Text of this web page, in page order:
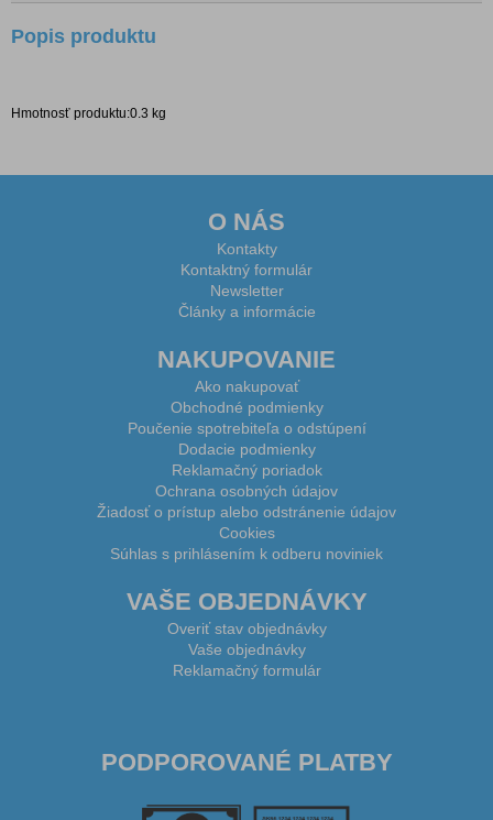
Popis produktu
Hmotnosť produktu:0.3 kg
O NÁS
Kontakty
Kontaktný formulár
Newsletter
Články a informácie
NAKUPOVANIE
Ako nakupovať
Obchodné podmienky
Poučenie spotrebiteľa o odstúpení
Dodacie podmienky
Reklamačný poriadok
Ochrana osobných údajov
Žiadosť o prístup alebo odstránenie údajov
Cookies
Súhlas s prihlásením k odberu noviniek
VAŠE OBJEDNÁVKY
Overiť stav objednávky
Vaše objednávky
Reklamačný formulár
PODPOROVANÉ PLATBY